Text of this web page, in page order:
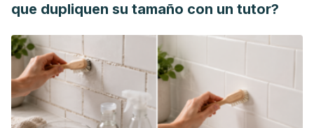
que dupliquen su tamaño con un tutor?